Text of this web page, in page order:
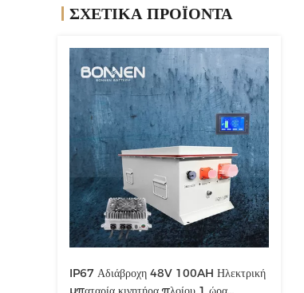
ΣΧΕΤΙΚΑ ΠΡΟΪΟΝΤΑ
IP67 Αδιάβροχη 48V 100AH Ηλεκτρική